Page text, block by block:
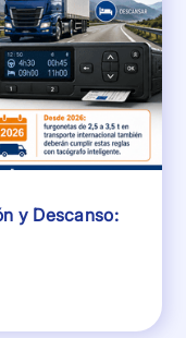
y Descanso: